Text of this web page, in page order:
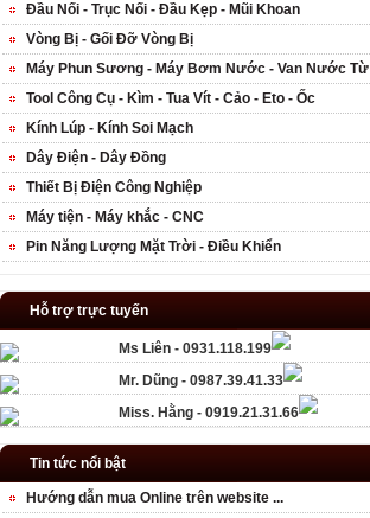
Đầu Nối - Trục Nối - Đầu Kẹp - Mũi Khoan
Vòng Bị - Gối Đỡ Vòng Bị
Máy Phun Sương - Máy Bơm Nước - Van Nước Từ
Tool Công Cụ - Kìm - Tua Vít - Cảo - Eto - Ốc
Kính Lúp - Kính Soi Mạch
Dây Điện - Dây Đồng
Thiết Bị Điện Công Nghiệp
Máy tiện - Máy khắc - CNC
Pin Năng Lượng Mặt Trời - Điều Khiển
Hỗ trợ trực tuyến
Ms Liên - 0931.118.199
Mr. Dũng - 0987.39.41.33
Miss. Hằng - 0919.21.31.66
Tin tức nổi bật
Hướng dẫn mua Online trên website ...